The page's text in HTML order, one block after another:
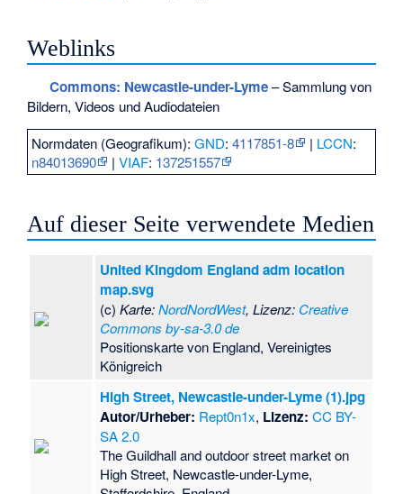
Weblinks
Commons: Newcastle-under-Lyme– Sammlung von
Bildern, Videos und Audiodateien
Normdaten (Geografikum):GND:4117851-8 | LCCN:
n84013690
|VIAF: 137251557
Auf dieser Seite verwendete Medien
United Kingdom England adm location
map.svg
(c)Karte:NordNordWest, Lizenz: Creative
Commons by-sa-3.0 de
Positionskarte von England, Vereinigtes
Königreich
High Street, Newcastle-under-Lyme (1).jpg
Autor/Urheber: Rept0n1x, Lizenz: CC BY-
SA 2.0
The Guildhall and outdoor street market on
High Street, Newcastle-under-Lyme,